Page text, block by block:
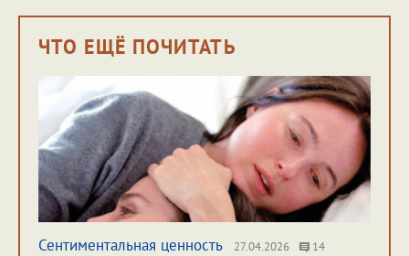
ЧТО ЕЩЁ ПОЧИТАТЬ
Сентиментальная ценность 27.04.2026 14